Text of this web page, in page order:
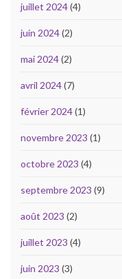
juillet 2024(4)
juin 2024(2)
mai 2024(2)
avril 2024(7)
février 2024(1)
novembre 2023 (1)
octobre 2023 (4)
septembre 2023 (9)
août 2023 (2)
juillet 2023 (4)
juin 2023 (3)